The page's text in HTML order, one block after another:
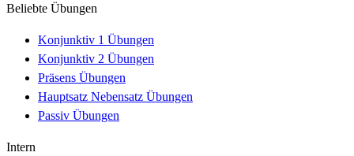
Beliebte Übungen
Konjunktiv 1 Übungen
Konjunktiv 2 Übungen
Präsens Übungen
Hauptsatz Nebensatz Übungen
Passiv Übungen
Intern